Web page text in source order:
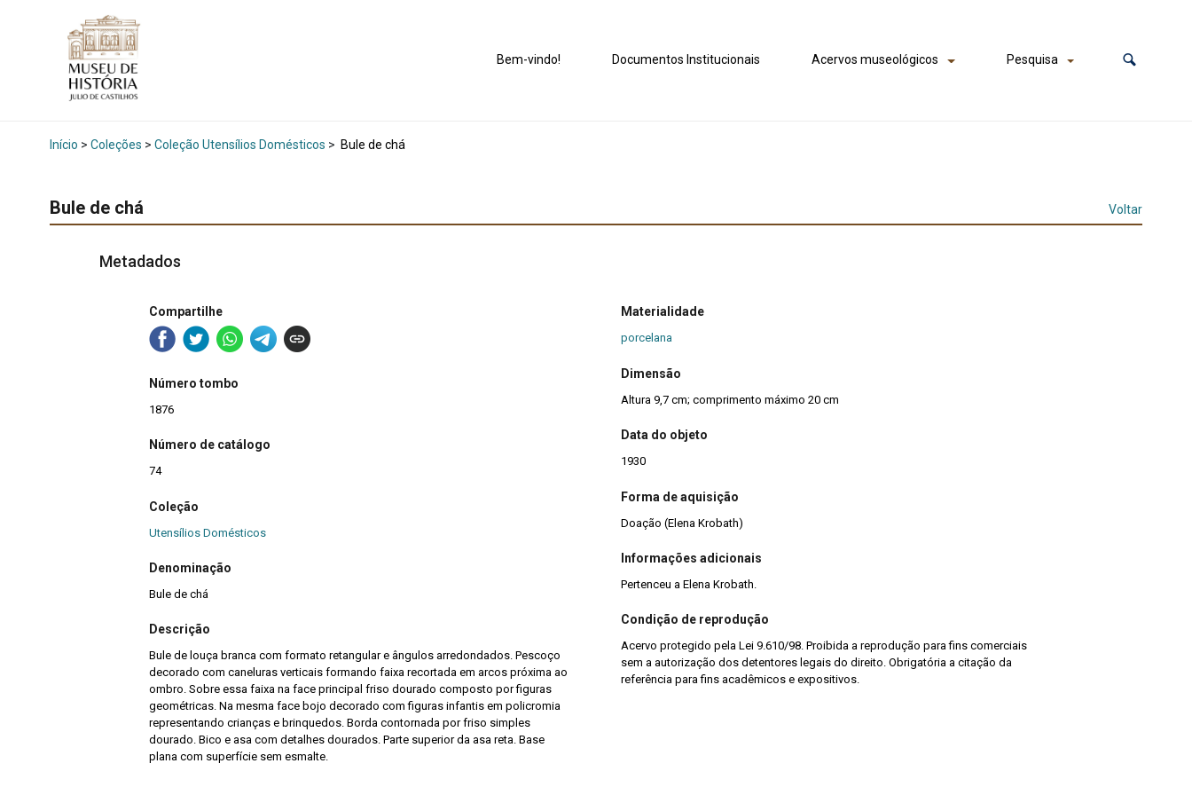
Bem-vindo! Documentos Institucionais Acervos museológicos Pesquisa
Início > Coleções > Coleção Utensílios Domésticos > Bule de chá
Bule de chá Voltar
Metadados
Compartilhe
Número tombo
1876
Número de catálogo
74
Coleção
Utensílios Domésticos
Denominação
Bule de chá
Descrição
Bule de louça branca com formato retangular e ângulos arredondados. Pescoço
decorado com caneluras verticais formando faixa recortada em arcos próxima ao
ombro. Sobre essa faixa na face principal friso dourado composto por figuras
geométricas. Na mesma face bojo decorado com figuras infantis em policromia
representando crianças e brinquedos. Borda contornada por friso simples
dourado. Bico e asa com detalhes dourados. Parte superior da asa reta. Base
plana com superfície sem esmalte.
Materialidade
porcelana
Dimensão
Altura 9,7 cm; comprimento máximo 20 cm
Data do objeto
1930
Forma de aquisição
Doação (Elena Krobath)
Informações adicionais
Pertenceu a Elena Krobath.
Condição de reprodução
Acervo protegido pela Lei 9.610/98. Proibida a reprodução para fins comerciais
sem a autorização dos detentores legais do direito. Obrigatória a citação da
referência para fins acadêmicos e expositivos.